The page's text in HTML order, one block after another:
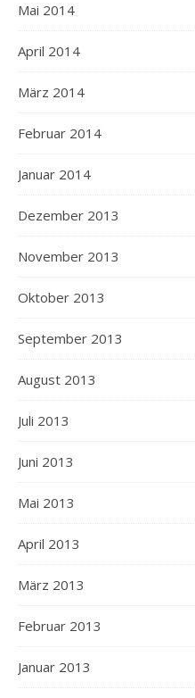
Mai 2014
April 2014
März 2014
Februar 2014
Januar 2014
Dezember 2013
November 2013
Oktober 2013
September 2013
August 2013
Juli 2013
Juni 2013
Mai 2013
April 2013
März 2013
Februar 2013
Januar 2013